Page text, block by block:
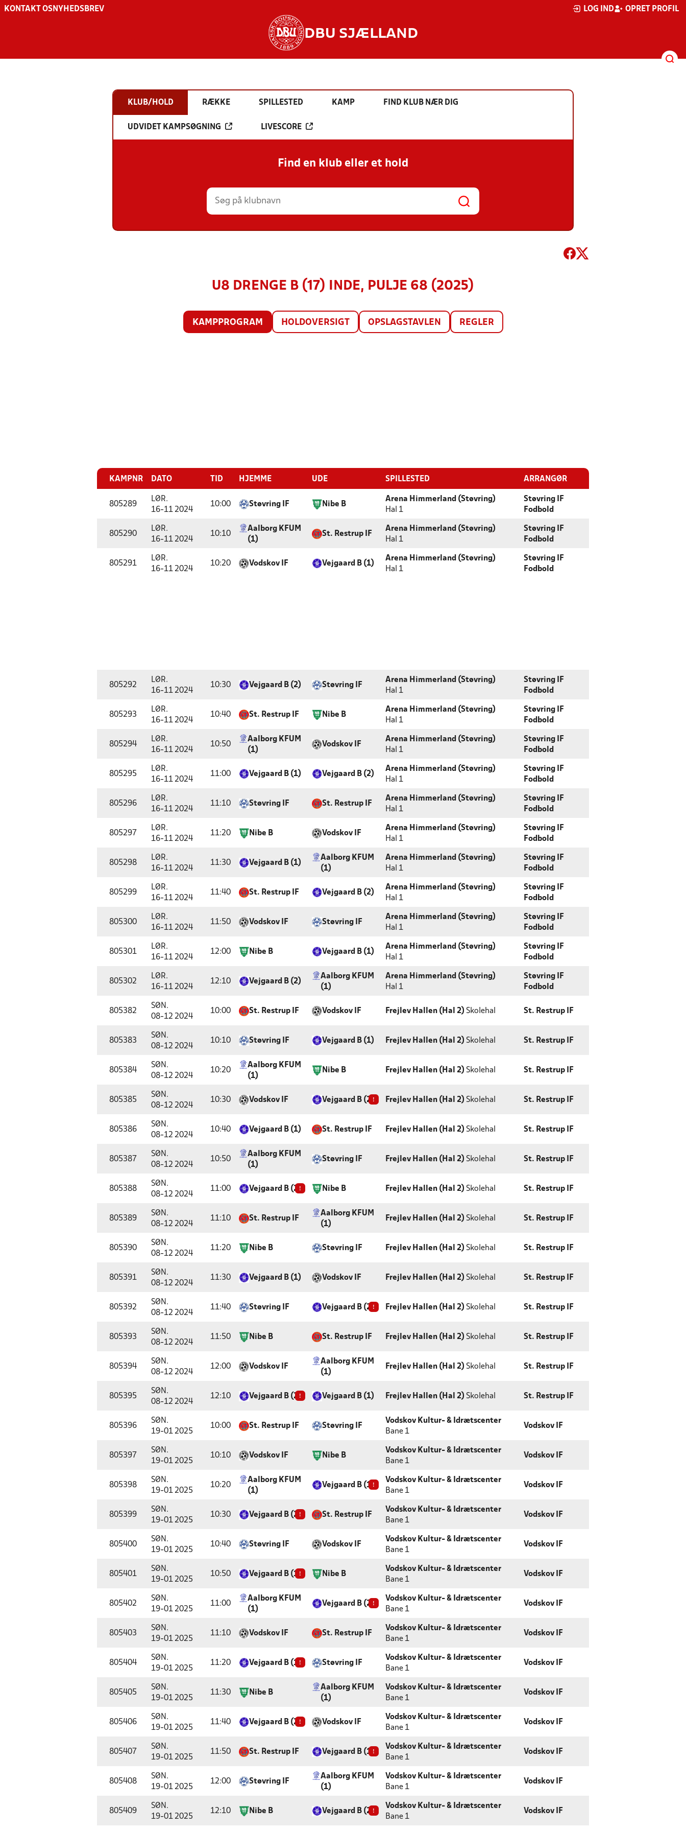
KONTAKT OS NYHEDSBREV LOG IND OPRET PROFIL
DBU SJÆLLAND
KLUB/HOLD RÆKKE SPILLESTED KAMP FIND KLUB NÆR DIG
UDVIDET KAMPSØGNING LIVESCORE
Find en klub eller et hold
U8 DRENGE B (17) INDE, PULJE 68 (2025)
KAMPPROGRAM HOLDOVERSIGT OPSLAGSTAVLEN REGLER
KAMPNR DATO TID HJEMME UDE SPILLESTED ARRANGØR
805289
LØR.
16-11 2024
10:00 Støvring IF Nibe B
Arena Himmerland (Støvring)
Hal 1
Støvring IF
Fodbold
805290
LØR.
16-11 2024
10:10
Aalborg KFUM
(1)
St. Restrup IF
Arena Himmerland (Støvring)
Hal 1
Støvring IF
Fodbold
805291
LØR.
16-11 2024
10:20 Vodskov IF Vejgaard B (1)
Arena Himmerland (Støvring)
Hal 1
Støvring IF
Fodbold
805292
LØR.
16-11 2024
10:30 Vejgaard B (2) Støvring IF
Arena Himmerland (Støvring)
Hal 1
Støvring IF
Fodbold
805293
LØR.
16-11 2024
10:40 St. Restrup IF Nibe B
Arena Himmerland (Støvring)
Hal 1
Støvring IF
Fodbold
805294
LØR.
16-11 2024
10:50
Aalborg KFUM
(1)
Vodskov IF
Arena Himmerland (Støvring)
Hal 1
Støvring IF
Fodbold
805295
LØR.
16-11 2024
11:00 Vejgaard B (1) Vejgaard B (2)
Arena Himmerland (Støvring)
Hal 1
Støvring IF
Fodbold
805296
LØR.
16-11 2024
11:10 Støvring IF St. Restrup IF
Arena Himmerland (Støvring)
Hal 1
Støvring IF
Fodbold
805297
LØR.
16-11 2024
11:20 Nibe B Vodskov IF
Arena Himmerland (Støvring)
Hal 1
Støvring IF
Fodbold
805298
LØR.
16-11 2024
11:30 Vejgaard B (1)
Aalborg KFUM
(1)
Arena Himmerland (Støvring)
Hal 1
Støvring IF
Fodbold
805299
LØR.
16-11 2024
11:40 St. Restrup IF Vejgaard B (2)
Arena Himmerland (Støvring)
Hal 1
Støvring IF
Fodbold
805300
LØR.
16-11 2024
11:50 Vodskov IF Støvring IF
Arena Himmerland (Støvring)
Hal 1
Støvring IF
Fodbold
805301
LØR.
16-11 2024
12:00 Nibe B Vejgaard B (1)
Arena Himmerland (Støvring)
Hal 1
Støvring IF
Fodbold
805302
LØR.
16-11 2024
12:10 Vejgaard B (2)
Aalborg KFUM
(1)
Arena Himmerland (Støvring)
Hal 1
Støvring IF
Fodbold
805382
SØN.
08-12 2024
10:00 St. Restrup IF Vodskov IF Frejlev Hallen (Hal 2) Skolehal St. Restrup IF
805383
SØN.
08-12 2024
10:10 Støvring IF Vejgaard B (1) Frejlev Hallen (Hal 2) Skolehal St. Restrup IF
805384
SØN.
08-12 2024
10:20
Aalborg KFUM
(1)
Nibe B Frejlev Hallen (Hal 2) Skolehal St. Restrup IF
805385
SØN.
08-12 2024
10:30 Vodskov IF Vejgaard B (2)! Frejlev Hallen (Hal 2) Skolehal St. Restrup IF
805386
SØN.
08-12 2024
10:40 Vejgaard B (1) St. Restrup IF Frejlev Hallen (Hal 2) Skolehal St. Restrup IF
805387
SØN.
08-12 2024
10:50
Aalborg KFUM
(1)
Støvring IF Frejlev Hallen (Hal 2) Skolehal St. Restrup IF
805388
SØN.
08-12 2024
11:00 Vejgaard B (2)! Nibe B Frejlev Hallen (Hal 2) Skolehal St. Restrup IF
805389
SØN.
08-12 2024
11:10 St. Restrup IF
Aalborg KFUM
(1)
Frejlev Hallen (Hal 2) Skolehal St. Restrup IF
805390
SØN.
08-12 2024
11:20 Nibe B Støvring IF Frejlev Hallen (Hal 2) Skolehal St. Restrup IF
805391
SØN.
08-12 2024
11:30 Vejgaard B (1) Vodskov IF Frejlev Hallen (Hal 2) Skolehal St. Restrup IF
805392
SØN.
08-12 2024
11:40 Støvring IF Vejgaard B (2)! Frejlev Hallen (Hal 2) Skolehal St. Restrup IF
805393
SØN.
08-12 2024
11:50 Nibe B St. Restrup IF Frejlev Hallen (Hal 2) Skolehal St. Restrup IF
805394
SØN.
08-12 2024
12:00 Vodskov IF
Aalborg KFUM
(1)
Frejlev Hallen (Hal 2) Skolehal St. Restrup IF
805395
SØN.
08-12 2024
12:10 Vejgaard B (2)! Vejgaard B (1) Frejlev Hallen (Hal 2) Skolehal St. Restrup IF
805396
SØN.
19-01 2025
10:00 St. Restrup IF Støvring IF
Vodskov Kultur- & Idrætscenter
Bane 1
Vodskov IF
805397
SØN.
19-01 2025
10:10 Vodskov IF Nibe B
Vodskov Kultur- & Idrætscenter
Bane 1
Vodskov IF
805398
SØN.
19-01 2025
10:20
Aalborg KFUM
(1)
Vejgaard B (1)!
Vodskov Kultur- & Idrætscenter
Bane 1
Vodskov IF
805399
SØN.
19-01 2025
10:30 Vejgaard B (2)! St. Restrup IF
Vodskov Kultur- & Idrætscenter
Bane 1
Vodskov IF
805400
SØN.
19-01 2025
10:40 Støvring IF Vodskov IF
Vodskov Kultur- & Idrætscenter
Bane 1
Vodskov IF
805401
SØN.
19-01 2025
10:50 Vejgaard B (1)! Nibe B
Vodskov Kultur- & Idrætscenter
Bane 1
Vodskov IF
805402
SØN.
19-01 2025
11:00
Aalborg KFUM
(1)
Vejgaard B (2)!
Vodskov Kultur- & Idrætscenter
Bane 1
Vodskov IF
805403
SØN.
19-01 2025
11:10 Vodskov IF St. Restrup IF
Vodskov Kultur- & Idrætscenter
Bane 1
Vodskov IF
805404
SØN.
19-01 2025
11:20 Vejgaard B (1)! Støvring IF
Vodskov Kultur- & Idrætscenter
Bane 1
Vodskov IF
805405
SØN.
19-01 2025
11:30 Nibe B
Aalborg KFUM
(1)
Vodskov Kultur- & Idrætscenter
Bane 1
Vodskov IF
805406
SØN.
19-01 2025
11:40 Vejgaard B (2)! Vodskov IF
Vodskov Kultur- & Idrætscenter
Bane 1
Vodskov IF
805407
SØN.
19-01 2025
11:50 St. Restrup IF Vejgaard B (1)!
Vodskov Kultur- & Idrætscenter
Bane 1
Vodskov IF
805408
SØN.
19-01 2025
12:00 Støvring IF
Aalborg KFUM
(1)
Vodskov Kultur- & Idrætscenter
Bane 1
Vodskov IF
805409
SØN.
19-01 2025
12:10 Nibe B Vejgaard B (2)!
Vodskov Kultur- & Idrætscenter
Bane 1
Vodskov IF